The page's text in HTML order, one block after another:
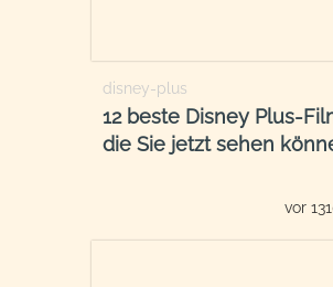
disney-plus
12 beste Disney Plus-
die Sie jetzt sehen
vor